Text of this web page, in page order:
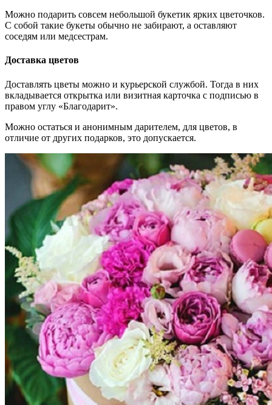
Можно подарить совсем небольшой букетик ярких цветочков.
С собой такие букеты обычно не забирают, а оставляют
соседям или медсестрам.
Доставка цветов
Доставлять цветы можно и курьерской службой. Тогда в них
вкладывается открытка или визитная карточка с подписью в
правом углу «Благодарит».
Можно остаться и анонимным дарителем, для цветов, в
отличие от других подарков, это допускается.